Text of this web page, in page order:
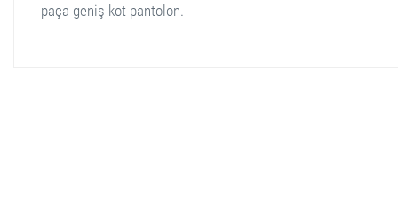
paça geniş kot pantolon.